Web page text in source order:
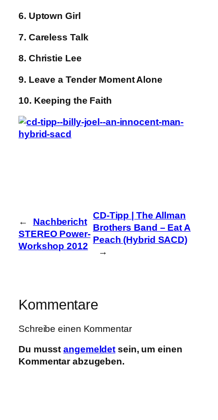
6. Uptown Girl
7. Careless Talk
8. Christie Lee
9. Leave a Tender Moment Alone
10. Keeping the Faith
←
Nachbericht
STEREO Power-
Workshop 2012
CD-Tipp | The Allman
Brothers Band – Eat A
Peach (Hybrid SACD)
→
Kommentare
Schreibe einen Kommentar
Du musstangemeldet sein, um einen
Kommentar abzugeben.